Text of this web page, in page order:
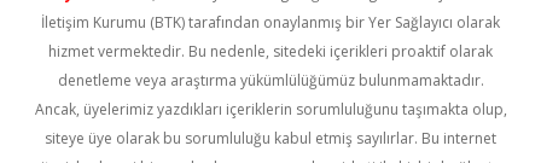
İletişim Kurumu (BTK) tarafından onaylanmış bir Yer Sağlayıcı olarak
hizmet vermektedir. Bu nedenle, sitedeki içerikleri proaktif olarak
denetleme veya araştırma yükümlülüğümüz bulunmamaktadır.
Ancak, üyelerimiz yazdıkları içeriklerin sorumluluğunu taşımakta olup,
siteye üye olarak bu sorumluluğu kabul etmiş sayılırlar. Bu internet